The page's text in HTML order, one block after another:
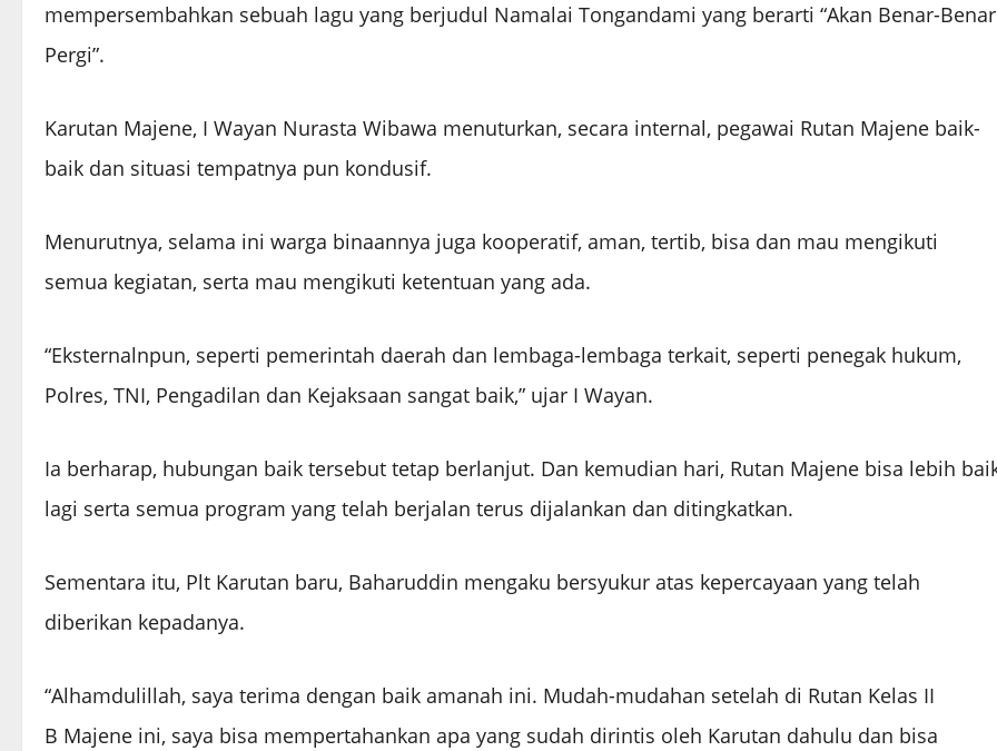
mempersembahkan sebuah lagu yang berjudul Namalai Tongandami yang berarti “Akan Benar-Benar
Pergi”.
Karutan Majene, I Wayan Nurasta Wibawa menuturkan, secara internal, pegawai Rutan Majene baik-
baik dan situasi tempatnya pun kondusif.
Menurutnya, selama ini warga binaannya juga kooperatif, aman, tertib, bisa dan mau mengikuti
semua kegiatan, serta mau mengikuti ketentuan yang ada.
“Eksternalnpun, seperti pemerintah daerah dan lembaga-lembaga terkait, seperti penegak hukum,
Polres, TNI, Pengadilan dan Kejaksaan sangat baik,” ujar I Wayan.
Ia berharap, hubungan baik tersebut tetap berlanjut. Dan kemudian hari, Rutan Majene bisa lebih
lagi serta semua program yang telah berjalan terus dijalankan dan ditingkatkan.
Sementara itu, Plt Karutan baru, Baharuddin mengaku bersyukur atas kepercayaan yang telah
diberikan kepadanya.
“Alhamdulillah, saya terima dengan baik amanah ini. Mudah-mudahan setelah di Rutan Kelas II
B Majene ini, saya bisa mempertahankan apa yang sudah dirintis oleh Karutan dahulu dan bisa